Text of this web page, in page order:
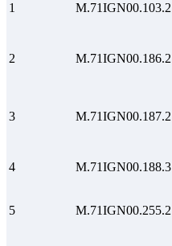
1 M.71IGN00.103.2
2 M.71IGN00.186.2
3 M.71IGN00.187.2
4 M.71IGN00.188.3
5 M.71IGN00.255.2